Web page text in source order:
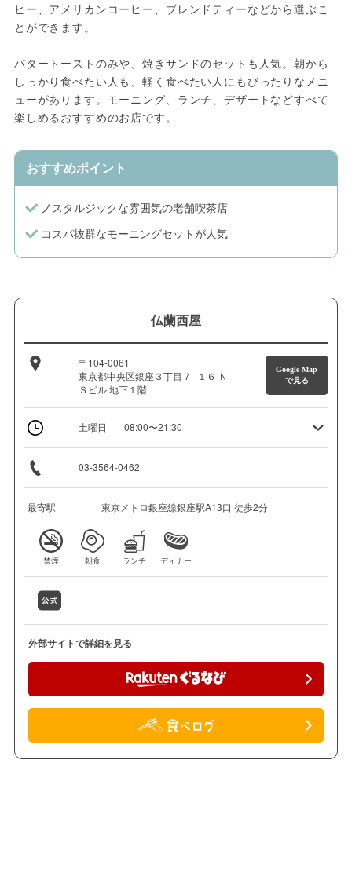
ヒー、アメリカンコーヒー、ブレンドティーなどから選ぶこ
とができます。
バタートーストのみや、焼きサンドのセットも人気。朝から
しっかり食べたい人も、軽く食べたい人にもぴったりなメニ
ューがあります。モーニング、ランチ、デザートなどすべて
楽しめるおすすめのお店です。
おすすめポイント
ノスタルジックな雰囲気の老舗喫茶店
コスパ抜群なモーニングセットが人気
仏蘭西屋
〒104-0061
東京都中央区銀座３丁目７−１６ Ｎ
Ｓビル 地下１階
Google Map
で見る
土曜日 08:00〜21:30
03-3564-0462
最寄駅 東京メトロ銀座線銀座駅A13口 徒歩2分
禁煙 朝食 ランチ ディナー
外部サイトで詳細を見る